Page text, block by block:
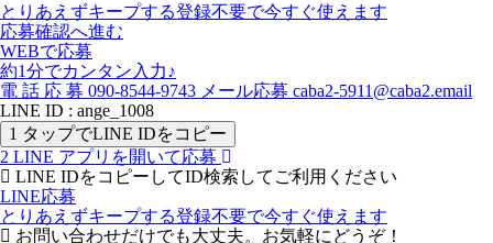
とりあえずキープする登録不要で今すぐ使えます
応募確認へ進む
WEBで応募
約1分でカンタン入力♪
電 話 応 募 090-8544-9743 メール応募 caba2-5911@caba2.email
LINE ID : ange_1008
1 タップでLINE IDをコピー
2 LINE アプリを開いて応募
LINE IDをコピーしてID検索してご利用ください
LINE応募
とりあえずキープする登録不要で今すぐ使えます
お問い合わせだけでも大丈夫。お気軽にどうぞ！